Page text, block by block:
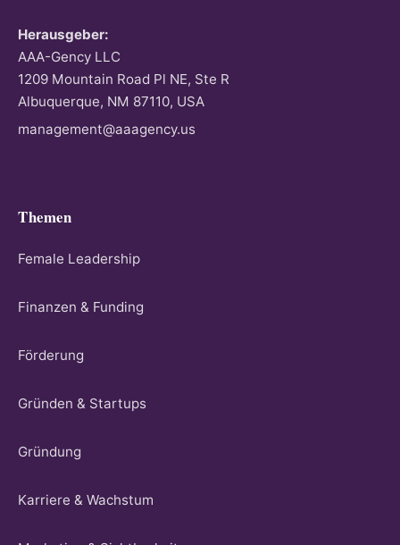
Herausgeber:
AAA-Gency LLC
1209 Mountain Road Pl NE, Ste R
Albuquerque, NM 87110, USA
management@aaagency.us
Themen
Female Leadership
Finanzen & Funding
Förderung
Gründen & Startups
Gründung
Karriere & Wachstum